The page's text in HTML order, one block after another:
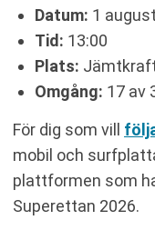
Datum: 1
Tid: 13:00
Plats:
Omgång: 17 av
För dig som vill
mobil och
plattformen som
Superettan 2026.